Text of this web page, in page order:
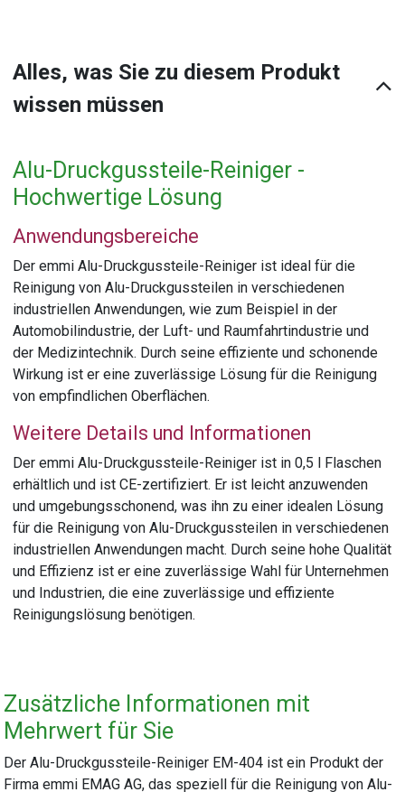
Alles, was Sie zu diesem Produkt
wissen müssen
Alu-Druckgussteile-Reiniger -
Hochwertige Lösung
Anwendungsbereiche
Der emmi Alu-Druckgussteile-Reiniger ist ideal für die
Reinigung von Alu-Druckgussteilen in verschiedenen
industriellen Anwendungen, wie zum Beispiel in der
Automobilindustrie, der Luft- und Raumfahrtindustrie und
der Medizintechnik. Durch seine effiziente und schonende
Wirkung ist er eine zuverlässige Lösung für die Reinigung
von empfindlichen Oberflächen.
Weitere Details und Informationen
Der emmi Alu-Druckgussteile-Reiniger ist in 0,5 l Flaschen
erhältlich und ist CE-zertifiziert. Er ist leicht anzuwenden
und umgebungsschonend, was ihn zu einer idealen Lösung
für die Reinigung von Alu-Druckgussteilen in verschiedenen
industriellen Anwendungen macht. Durch seine hohe Qualität
und Effizienz ist er eine zuverlässige Wahl für Unternehmen
und Industrien, die eine zuverlässige und effiziente
Reinigungslösung benötigen.
Zusätzliche Informationen mit
Mehrwert für Sie
Der Alu-Druckgussteile-Reiniger EM-404 ist ein Produkt der
Firma emmi EMAG AG, das speziell für die Reinigung von Alu-